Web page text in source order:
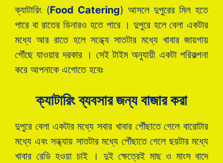
ক্যাটারিং (Food Catering) আসলে দুপুরের মিল হতে
পারে বা রাতের ডিনারও হতে পারে । দুপুরে হলে বেলা একটার
মধ্যে আর রাতে হলে সন্ধ্যে সাতটার মধ্যে খাবার জায়গায়
পৌঁছে যাওয়ার দরকার । সেই টাইম অনুযায়ী একটা পরিকল্পনা
করে আপনাকে এগোতে হবেঃ
ক্যাটারিং ব্যবসার জন্য বাজার করা
দুপুরে বেলা একটার মধ্যে সবার খাবার পৌঁছাতে গেলে বারোটার
মধ্যে এবং সন্ধ্যায় সাতটার মধ্যে পৌঁছাতে গেলে ছয়টার মধ্যে
খাবার রেডি হওয়া চাই । দুই ক্ষেত্রেই মাছ ও মাংস বাদে